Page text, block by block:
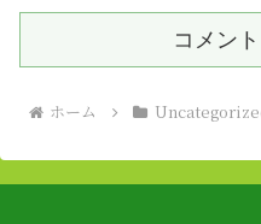
コメン
ホーム